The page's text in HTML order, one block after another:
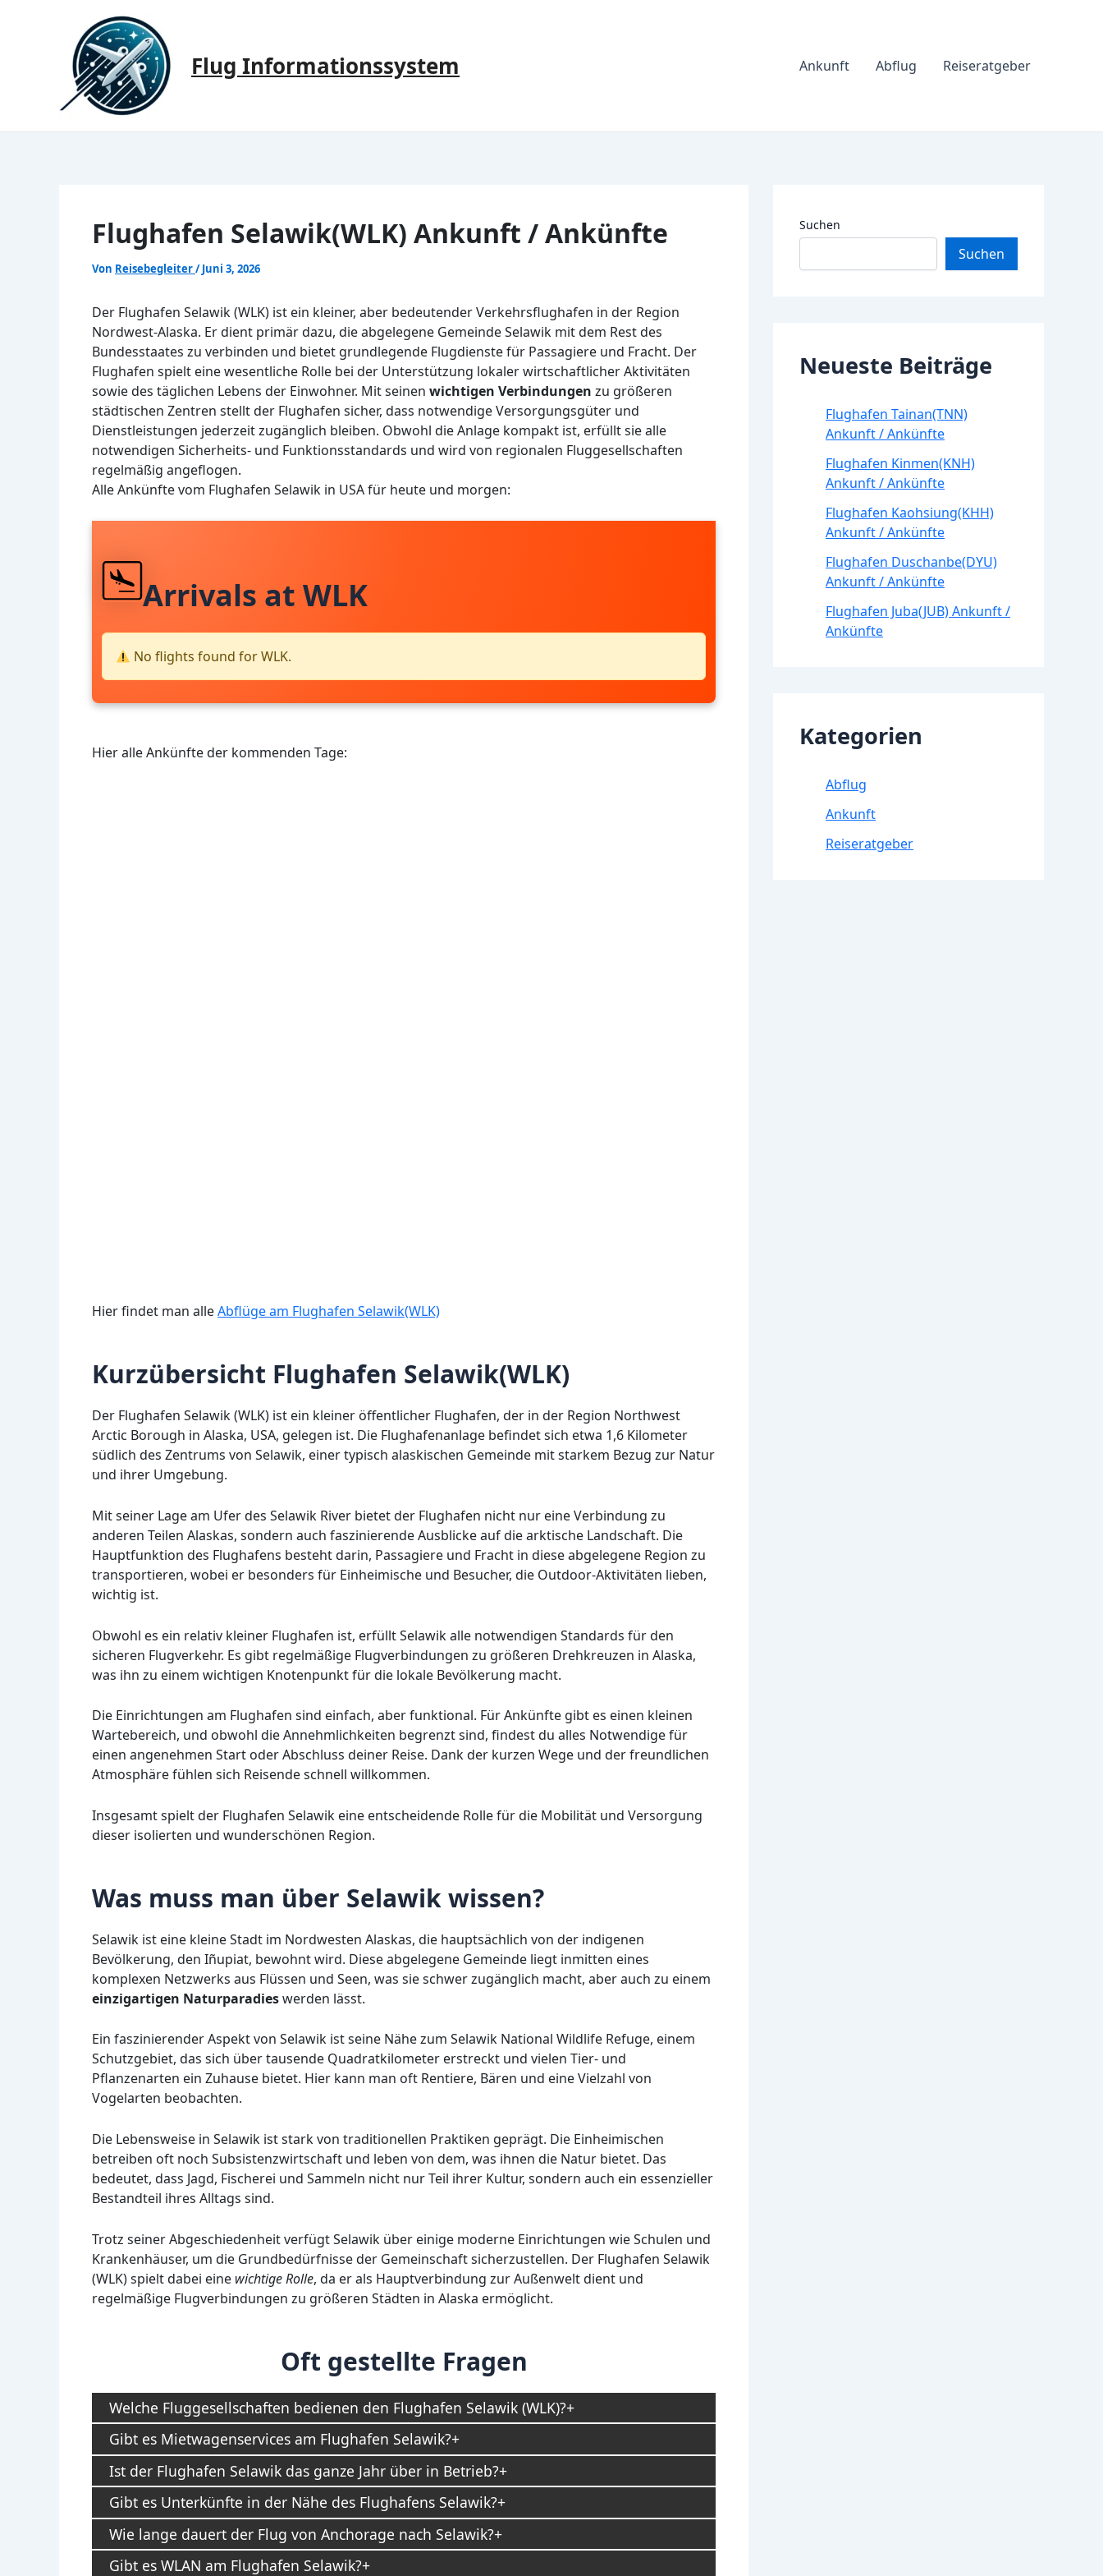
Flug Informationssystem Ankunft Abflug Reiseratgeber
Flughafen Selawik(WLK) Ankunft / Ankünfte
Von Reisebegleiter/Juni 3, 2026
Der Flughafen Selawik (WLK) ist ein kleiner, aber bedeutender Verkehrsflughafen in der Region
Nordwest-Alaska. Er dient primär dazu, die abgelegene Gemeinde Selawik mit dem Rest des
Bundesstaates zu verbinden und bietet grundlegende Flugdienste für Passagiere und Fracht. Der
Flughafen spielt eine wesentliche Rolle bei der Unterstützung lokaler wirtschaftlicher Aktivitäten
sowie des täglichen Lebens der Einwohner. Mit seinen wichtigen Verbindungen zu größeren
städtischen Zentren stellt der Flughafen sicher, dass notwendige Versorgungsgüter und
Dienstleistungen jederzeit zugänglich bleiben. Obwohl die Anlage kompakt ist, erfüllt sie alle
notwendigen Sicherheits- und Funktionsstandards und wird von regionalen Fluggesellschaften
regelmäßig angeflogen.
Alle Ankünfte vom Flughafen Selawik in USA für heute und morgen:
Arrivals at WLK
No flights found for WLK.
Hier alle Ankünfte der kommenden Tage:
Hier findet man alleAbflüge am Flughafen Selawik(WLK)
Kurzübersicht Flughafen Selawik(WLK)
Der Flughafen Selawik (WLK) ist ein kleiner öffentlicher Flughafen, der in der Region Northwest
Arctic Borough in Alaska, USA, gelegen ist. Die Flughafenanlage befindet sich etwa 1,6 Kilometer
südlich des Zentrums von Selawik, einer typisch alaskischen Gemeinde mit starkem Bezug zur Natur
und ihrer Umgebung.
Mit seiner Lage am Ufer des Selawik River bietet der Flughafen nicht nur eine Verbindung zu
anderen Teilen Alaskas, sondern auch faszinierende Ausblicke auf die arktische Landschaft. Die
Hauptfunktion des Flughafens besteht darin, Passagiere und Fracht in diese abgelegene Region zu
transportieren, wobei er besonders für Einheimische und Besucher, die Outdoor-Aktivitäten lieben,
wichtig ist.
Obwohl es ein relativ kleiner Flughafen ist, erfüllt Selawik alle notwendigen Standards für den
sicheren Flugverkehr. Es gibt regelmäßige Flugverbindungen zu größeren Drehkreuzen in Alaska,
was ihn zu einem wichtigen Knotenpunkt für die lokale Bevölkerung macht.
Die Einrichtungen am Flughafen sind einfach, aber funktional. Für Ankünfte gibt es einen kleinen
Wartebereich, und obwohl die Annehmlichkeiten begrenzt sind, findest du alles Notwendige für
einen angenehmen Start oder Abschluss deiner Reise. Dank der kurzen Wege und der freundlichen
Atmosphäre fühlen sich Reisende schnell willkommen.
Insgesamt spielt der Flughafen Selawik eine entscheidende Rolle für die Mobilität und Versorgung
dieser isolierten und wunderschönen Region.
Was muss man über Selawik wissen?
Selawik ist eine kleine Stadt im Nordwesten Alaskas, die hauptsächlich von der indigenen
Bevölkerung, den Iñupiat, bewohnt wird. Diese abgelegene Gemeinde liegt inmitten eines
komplexen Netzwerks aus Flüssen und Seen, was sie schwer zugänglich macht, aber auch zu einem
einzigartigen Naturparadieswerden lässt.
Ein faszinierender Aspekt von Selawik ist seine Nähe zum Selawik National Wildlife Refuge, einem
Schutzgebiet, das sich über tausende Quadratkilometer erstreckt und vielen Tier- und
Pflanzenarten ein Zuhause bietet. Hier kann man oft Rentiere, Bären und eine Vielzahl von
Vogelarten beobachten.
Die Lebensweise in Selawik ist stark von traditionellen Praktiken geprägt. Die Einheimischen
betreiben oft noch Subsistenzwirtschaft und leben von dem, was ihnen die Natur bietet. Das
bedeutet, dass Jagd, Fischerei und Sammeln nicht nur Teil ihrer Kultur, sondern auch ein essenzieller
Bestandteil ihres Alltags sind.
Trotz seiner Abgeschiedenheit verfügt Selawik über einige moderne Einrichtungen wie Schulen und
Krankenhäuser, um die Grundbedürfnisse der Gemeinschaft sicherzustellen. Der Flughafen Selawik
(WLK) spielt dabei eine wichtige Rolle, da er als Hauptverbindung zur Außenwelt dient und
regelmäßige Flugverbindungen zu größeren Städten in Alaska ermöglicht.
Oft gestellte Fragen
Welche Fluggesellschaften bedienen den Flughafen Selawik (WLK)?
Gibt es Mietwagenservices am Flughafen Selawik?
Ist der Flughafen Selawik das ganze Jahr über in Betrieb?
Gibt es Unterkünfte in der Nähe des Flughafens Selawik?
Wie lange dauert der Flug von Anchorage nach Selawik?
Gibt es WLAN am Flughafen Selawik?
Suchen
Suchen
Neueste Beiträge
Flughafen Tainan(TNN)
Ankunft / Ankünfte
Flughafen Kinmen(KNH)
Ankunft / Ankünfte
Flughafen Kaohsiung(KHH)
Ankunft / Ankünfte
Flughafen Duschanbe(DYU)
Ankunft / Ankünfte
Flughafen Juba(JUB) Ankunft /
Ankünfte
Kategorien
Abflug
Ankunft
Reiseratgeber